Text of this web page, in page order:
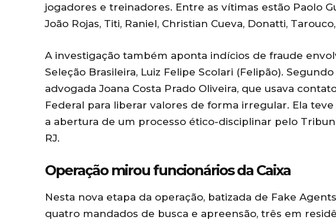
jogadores e treinadores. Entre as vítimas estão Paolo
João Rojas, Titi, Raniel, Christian Cueva, Donatti,
A investigação também aponta indícios de fraude
Seleção Brasileira, Luiz Felipe Scolari (Felipão).
advogada Joana Costa Prado Oliveira, que usava
Federal para liberar valores de forma irregular. Ela
a abertura de um processo ético-disciplinar pelo
RJ.
Operação mirou funcionários da Caixa
Nesta nova etapa da operação, batizada de Fake
quatro mandados de busca e apreensão, três em